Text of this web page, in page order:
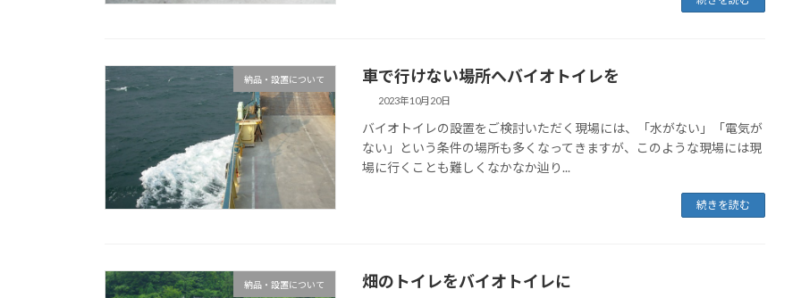
納品・設置について 車で行けない場所へバイオトイレを
2023年10月20日
バイオトイレの設置をご検討いただく現場には、「水がない」「電気が
ない」という条件の場所も多くなってきますが、このような現場には現
場に行くことも難しくなかなか辿り...
続きを読む
納品・設置について 畑のトイレをバイオトイレに